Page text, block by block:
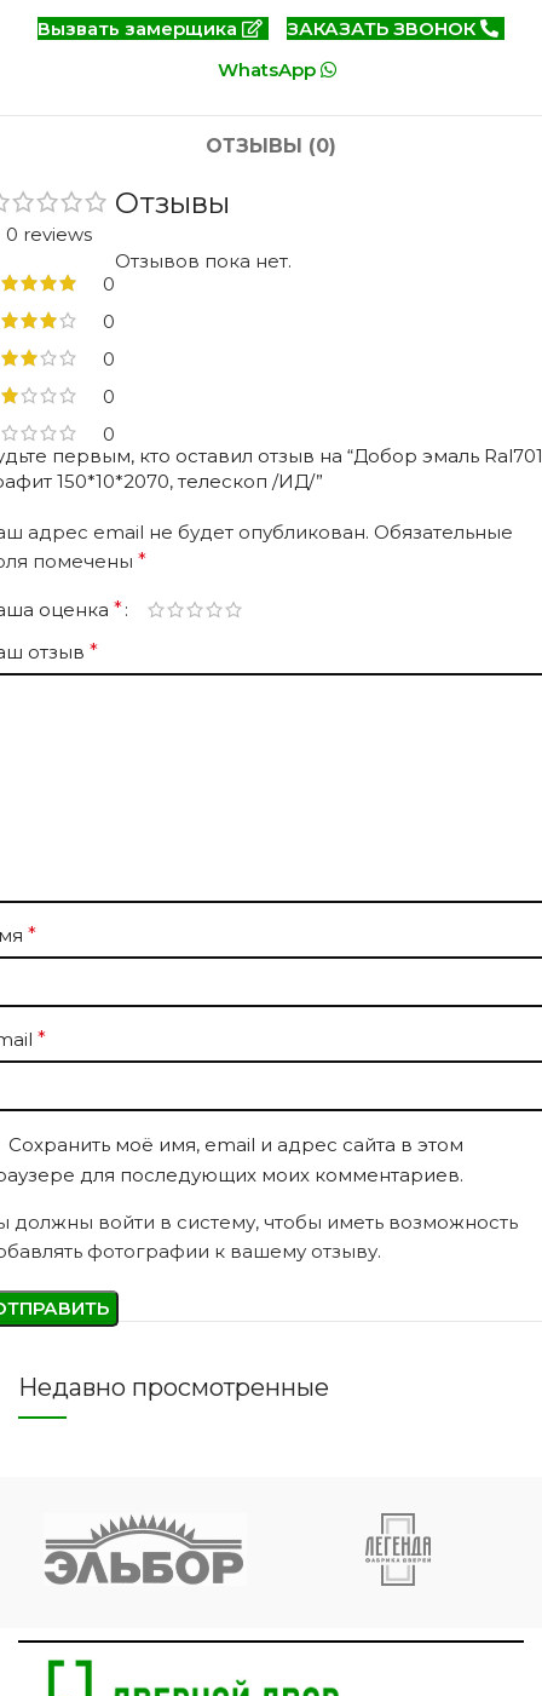
Вызвать замерщика
ЗАКАЗАТЬ ЗВОНОК
WhatsApp
ОТЗЫВЫ (0)
0 reviews
0
0
0
0
0
Отзывы
Отзывов пока нет.
первым, кто оставил отзыв на “Добор эмаль
150*10*2070, телескоп /ИД/”
адрес email не будет опубликован. Обязательные
помечены*
оценка*
отзыв*
*
*
Сохранить моё имя, email и адрес сайта в этом
для последующих моих комментариев.
должны войти в систему, чтобы иметь возможность
фотографии к вашему отзыву.
Недавно просмотренные